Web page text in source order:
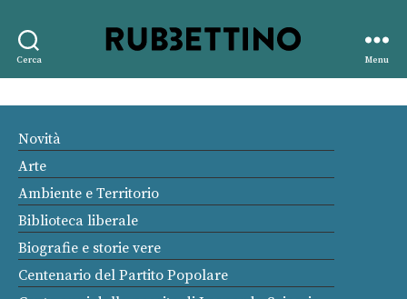
Cerca
editore
Menu
Novità
Arte
Ambiente e Territorio
Biblioteca liberale
Biografie e storie vere
Centenario del Partito Popolare